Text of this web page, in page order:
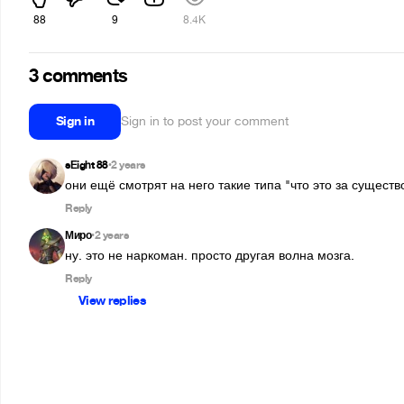
88 9 8.4K
3 comments
Sign in Sign in to post your comment
sЕight 88•2 years
они ещё смотрят на него такие типа "что это за
Reply
Миро•2 years
ну. это не наркоман. просто другая волна мозга.
Reply
View replies